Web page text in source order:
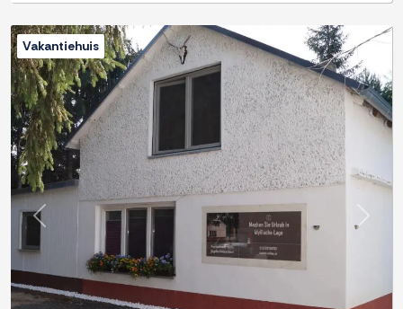
Previous
Vakantiehuis